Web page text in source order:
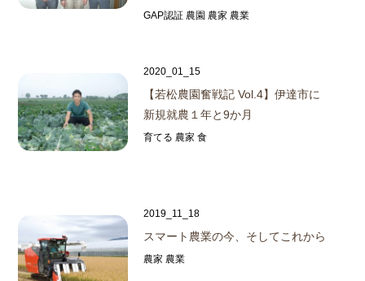
GAP認証 農園 農家 農業
2020_01_15
【若松農園奮戦記 Vol.4】 伊達市に
新規就農１年と9か月
育てる 農家 食
2019_11_18
スマート農業の今、そしてこれから
農家 農業